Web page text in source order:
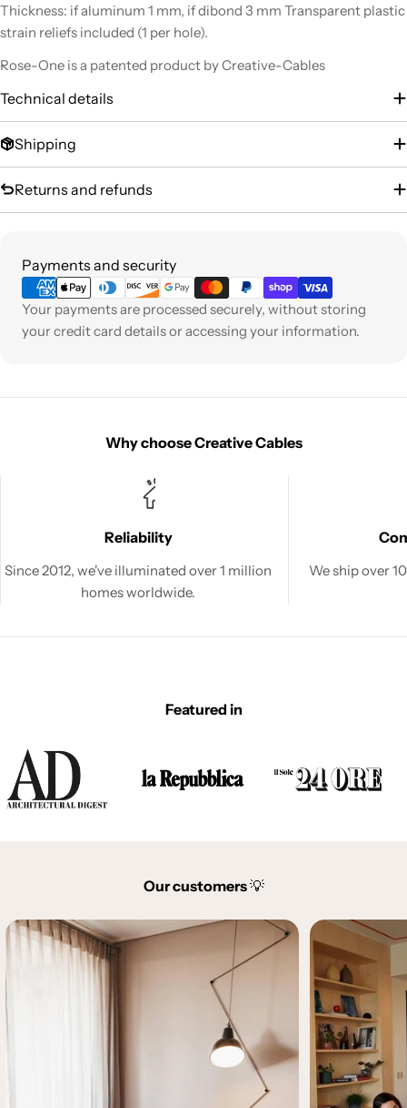
Thickness: if aluminum 1 mm, if dibond 3 mm Transparent plastic
strain reliefs included (1 per hole).
Rose-One is a patented product by Creative-Cables
Technical details
Shipping
Returns and refunds
Payments and security
Payment
methods
Your payments are processed securely, without storing
your credit card details or accessing your information.
Why choose Creative Cables
Reliability
Since 2012, we've illuminated over 1 million
homes worldwide.
We ship over
Featured in
Our customers💡